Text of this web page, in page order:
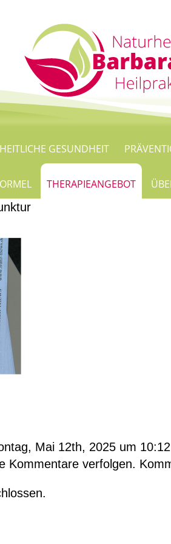
GESUNDHEIT
THERAPIEANGEBOT
Mai 12th, 2025 um
Kommentare verfolgen.